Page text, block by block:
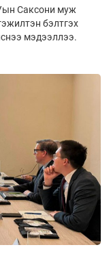
Саксони муж
бэлтгэх
мэдээллээ.